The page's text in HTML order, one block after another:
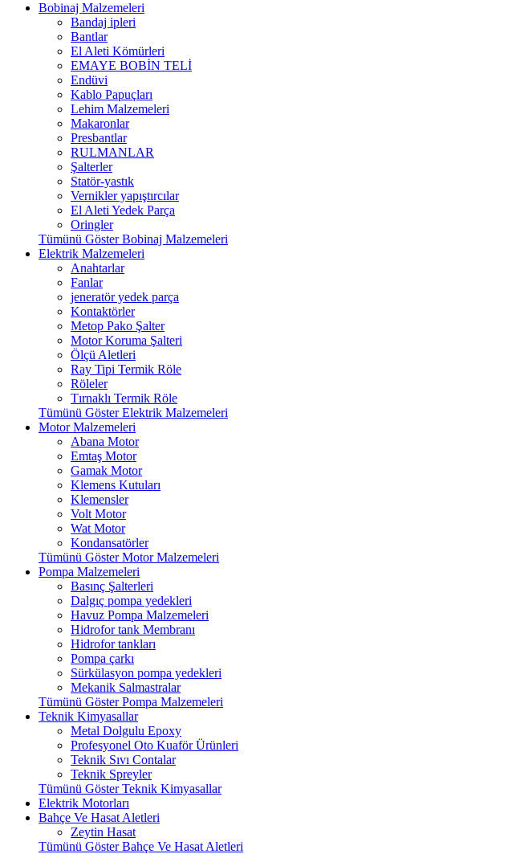
Bobinaj Malzemeleri
Bandaj ipleri
Bantlar
El Aleti Kömürleri
EMAYE BOBİN TELİ
Endüvi
Kablo Papuçları
Lehim Malzemeleri
Makaronlar
Presbantlar
RULMANLAR
Şalterler
Statör-yastık
Vernikler yapıştırcılar
El Aleti Yedek Parça
Oringler
Tümünü Göster Bobinaj Malzemeleri
Elektrik Malzemeleri
Anahtarlar
Fanlar
jeneratör yedek parça
Kontaktörler
Metop Pako Şalter
Motor Koruma Şalteri
Ölçü Aletleri
Ray Tipi Termik Röle
Röleler
Tırnaklı Termik Röle
Tümünü Göster Elektrik Malzemeleri
Motor Malzemeleri
Abana Motor
Emtaş Motor
Gamak Motor
Klemens Kutuları
Klemensler
Volt Motor
Wat Motor
Kondansatörler
Tümünü Göster Motor Malzemeleri
Pompa Malzemeleri
Basınç Şalterleri
Dalgıç pompa yedekleri
Havuz Pompa Malzemeleri
Hidrofor tank Membranı
Hidrofor tankları
Pompa çarkı
Sürkülasyon pompa yedekleri
Mekanik Salmastralar
Tümünü Göster Pompa Malzemeleri
Teknik Kimyasallar
Metal Dolgulu Epoxy
Profesyonel Oto Kuaför Ürünleri
Teknik Sıvı Contalar
Teknik Spreyler
Tümünü Göster Teknik Kimyasallar
Elektrik Motorları
Bahçe Ve Hasat Aletleri
Zeytin Hasat
Tümünü Göster Bahçe Ve Hasat Aletleri